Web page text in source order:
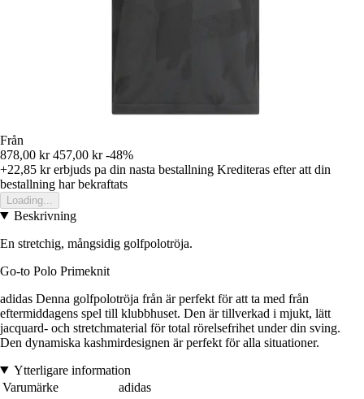
Från
878,00 kr 457,00 kr -48%
+22,85 krerbjuds pa din nasta bestallning Krediteras efter att din
bestallning har bekraftats
Loading...
Beskrivning
En stretchig, mångsidig golfpolotröja.
Go-to Polo Primeknit
adidas Denna golfpolotröja från är perfekt för att ta med från
eftermiddagens spel till klubbhuset. Den är tillverkad i mjukt, lätt
jacquard- och stretchmaterial för total rörelsefrihet under din sving.
Den dynamiska kashmirdesignen är perfekt för alla situationer.
Ytterligare information
Varumärke
adidas